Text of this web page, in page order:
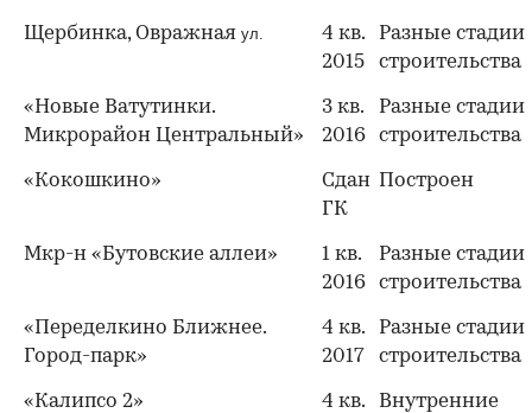
Щербинка, Овражная ул.
4 кв.
2015
Разные стадии
строительства
«Новые Ватутинки.
Микрорайон Центральный»
3 кв.
2016
Разные стадии
строительства
«Кокошкино»
Сдан
ГК
Построен
Мкр-н «Бутовские аллеи»
1 кв.
2016
Разные стадии
строительства
«Переделкино Ближнее.
Город-парк»
4 кв.
2017
Разные стадии
строительства
«Калипсо 2»
4 кв.
Внутренние